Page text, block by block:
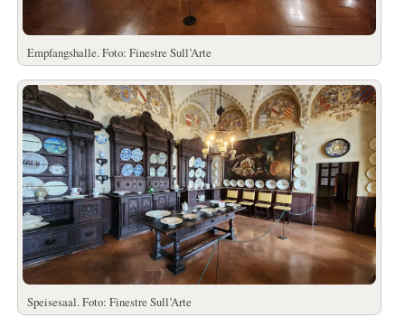
Empfangshalle. Foto: Finestre Sull’Arte
Speisesaal. Foto: Finestre Sull’Arte